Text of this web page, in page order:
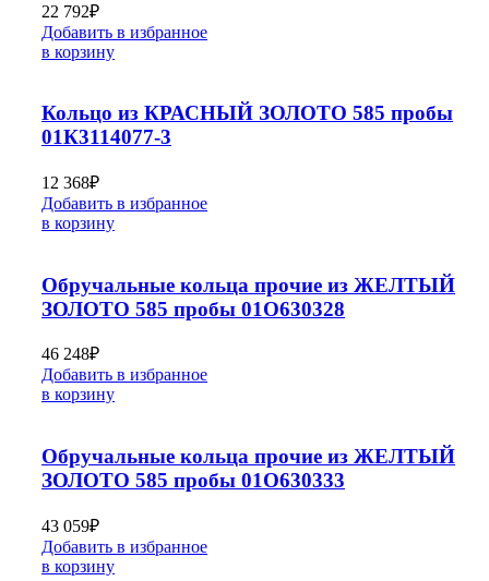
22 792₽
Добавить в избранное
в корзину
Кольцо из КРАСНЫЙ ЗОЛОТО 585 пробы
01К3114077-3
12 368₽
Добавить в избранное
в корзину
Обручальные кольца прочие из ЖЕЛТЫЙ
ЗОЛОТО 585 пробы 01О630328
46 248₽
Добавить в избранное
в корзину
Обручальные кольца прочие из ЖЕЛТЫЙ
ЗОЛОТО 585 пробы 01О630333
43 059₽
Добавить в избранное
в корзину